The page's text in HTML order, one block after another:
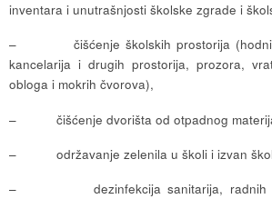
inventara i unutrašnjosti školske zgrade i
– čišćenje školskih prostorija
kancelarija i drugih prostorija, prozora,
obloga i mokrih čvorova),
– čišćenje dvorišta od otpadnog
– održavanje zelenila u školi i izvan
– dezinfekcija sanitarija, radnih